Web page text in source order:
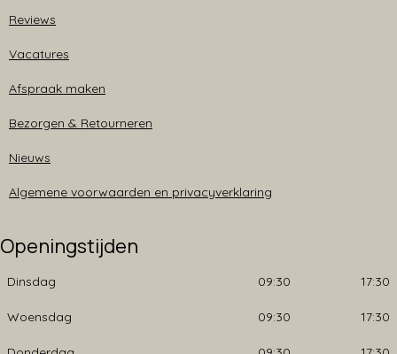
Reviews
Vacatures
Afspraak maken
Bezorgen & Retourneren
Nieuws
Algemene voorwaarden en privacyverklaring
Openingstijden
Dinsdag 09:30 17:30
Woensdag 09:30 17:30